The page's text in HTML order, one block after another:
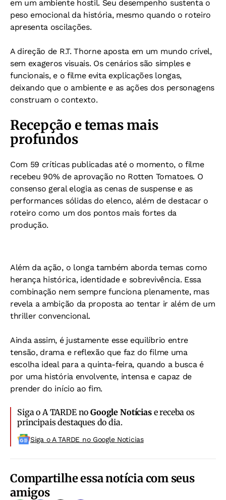
em um ambiente hostil. Seu desempenho sustenta o
peso emocional da história, mesmo quando o roteiro
apresenta oscilações.
A direção de R.T. Thorne aposta em um mundo crível,
sem exageros visuais. Os cenários são simples e
funcionais, e o filme evita explicações longas,
deixando que o ambiente e as ações dos personagens
construam o contexto.
Recepção e temas mais
profundos
Com 59 críticas publicadas até o momento, o filme
recebeu 90% de aprovação no Rotten Tomatoes. O
consenso geral elogia as cenas de suspense e as
performances sólidas do elenco, além de destacar o
roteiro como um dos pontos mais fortes da
produção.
Além da ação, o longa também aborda temas como
herança histórica, identidade e sobrevivência. Essa
combinação nem sempre funciona plenamente, mas
revela a ambição da proposta ao tentar ir além de um
thriller convencional.
Ainda assim, é justamente esse equilíbrio entre
tensão, drama e reflexão que faz do filme uma
escolha ideal para a quinta-feira, quando a busca é
por uma história envolvente, intensa e capaz de
prender do início ao fim.
Siga o A TARDE noGoogle Notíciase receba os
principais destaques do dia.
Siga o A TARDE no Google Noticias
Compartilhe essa notícia com seus
amigos